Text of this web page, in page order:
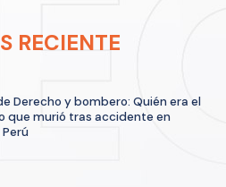
RECIENTE
Derecho y bombero: Quién era el
que murió tras accidente en